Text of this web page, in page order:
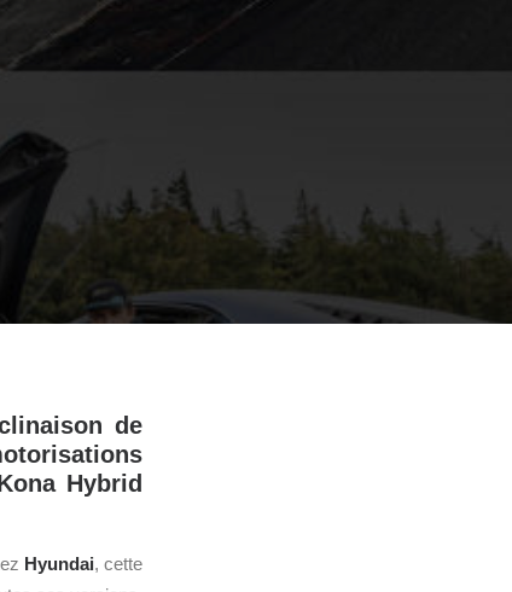
de
Hybrid
Hyundai, cette